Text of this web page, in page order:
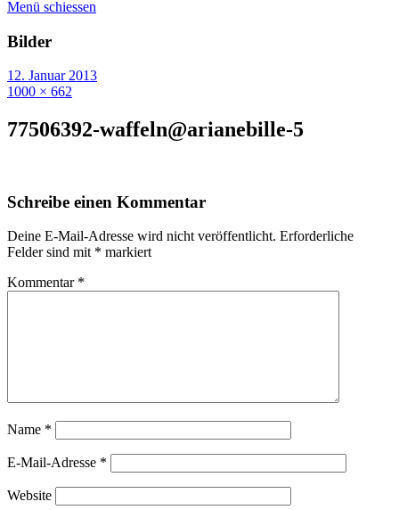
Menü schiessen
Bilder
12. Januar 2013
1000 × 662
77506392-waffeln@arianebille-5
Schreibe einen Kommentar
Deine E-Mail-Adresse wird nicht veröffentlicht. Erforderliche
Felder sind mit * markiert
Kommentar *
Name *
E-Mail-Adresse *
Website